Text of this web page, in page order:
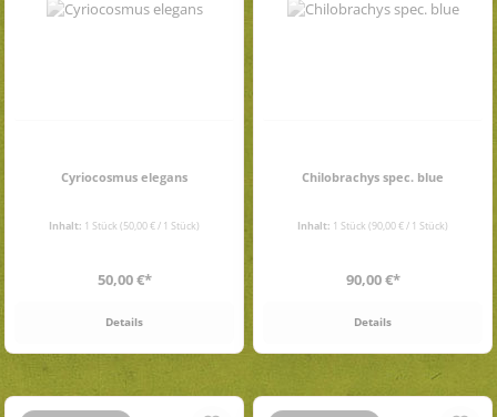
Cyriocosmus elegans
Inhalt: 1 Stück (50,00 € / 1 Stück)
Regulärer Preis:
50,00 €*
Details
Chilobrachys spec. blue
Inhalt: 1 Stück (90,00 € / 1 Stück)
Regulärer Preis:
90,00 €*
Details